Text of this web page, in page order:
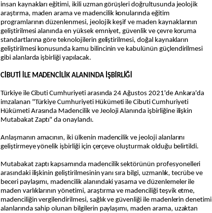
insan kaynakları eğitimi, ikili uzman görüşleri doğrultusunda jeolojik
araştırma, maden arama ve madencilik konularında eğitim
programlarının düzenlenmesi, jeolojik keşif ve maden kaynaklarının
geliştirilmesi alanında en yüksek emniyet, güvenlik ve çevre koruma
standartlarına göre teknolojilerin geliştirilmesi, doğal kaynakların
geliştirilmesi konusunda kamu bilincinin ve kabulünün güçlendirilmesi
gibi alanlarda işbirliği yapılacak.
CİBUTİ İLE MADENCİLİK ALANINDA İŞBİRLİĞİ
Türkiye ile Cibuti Cumhuriyeti arasında 24 Ağustos 2021'de Ankara'da
imzalanan "Türkiye Cumhuriyeti Hükümeti ile Cibuti Cumhuriyeti
Hükümeti Arasında Madencilik ve Jeoloji Alanında işbirliğine ilişkin
Mutabakat Zaptı" da onaylandı.
Anlaşmanın amacının, iki ülkenin madencilik ve jeoloji alanlarını
geliştirmeye yönelik işbirliği için çerçeve oluşturmak olduğu belirtildi.
Mutabakat zaptı kapsamında madencilik sektörünün profesyonelleri
arasındaki ilişkinin geliştirilmesinin yanı sıra bilgi, uzmanlık, tecrübe ve
beceri paylaşımı, madencilik alanındaki yasama ve düzenlemeler ile
maden varlıklarının yönetimi, araştırma ve madenciliği teşvik etme,
madenciliğin vergilendirilmesi, sağlık ve güvenliği ile madenlerin denetimi
alanlarında sahip olunan bilgilerin paylaşımı, maden arama, uzaktan